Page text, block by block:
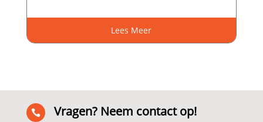
Lees Meer
 Vragen? Neem contact op!